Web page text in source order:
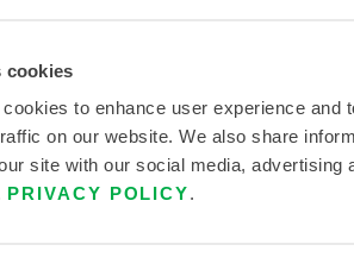
cookies
to enhance user experience and
on our website. We also share
site with our social media, advertising
PRIVACY POLICY.
CHEMIKALIE FINDEN